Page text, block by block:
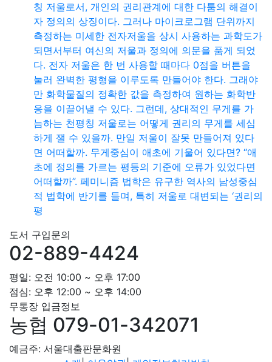
칭 저울로서, 개인의 권리관계에 대한 다툼의 해결이
자 정의의 상징이다. 그러나 마이크로그램 단위까지
측정하는 미세한 전자저울을 상시 사용하는 과학도가
되면서부터 여신의 저울과 정의에 의문을 품게 되었
다. 전자 저울은 한 번 사용할 때마다 0점을 버튼을
눌러 완벽한 평형을 이루도록 만들어야 한다. 그래야
만 화학물질의 정확한 값을 측정하여 원하는 화학반
응을 이끌어낼 수 있다. 그런데, 상대적인 무게를 가
늠하는 천평칭 저울로는 어떻게 권리의 무게를 세심
하게 잴 수 있을까. 만일 저울이 잘못 만들어져 있다
면 어떠할까. 무게중심이 애초에 기울어 있다면? “애
초에 정의를 가르는 평등의 기준에 오류가 있었다면
어떠할까”. 페미니즘 법학은 유구한 역사의 남성중심
적 법학에 반기를 들며, 특히 저울로 대변되는 ‘권리의
평
도서 구입문의
02-889-4424
평일: 오전 10:00 ~ 오후 17:00
점심: 오후 12:00 ~ 오후 14:00
무통장 입금정보
농협 079-01-342071
예금주: 서울대출판문화원